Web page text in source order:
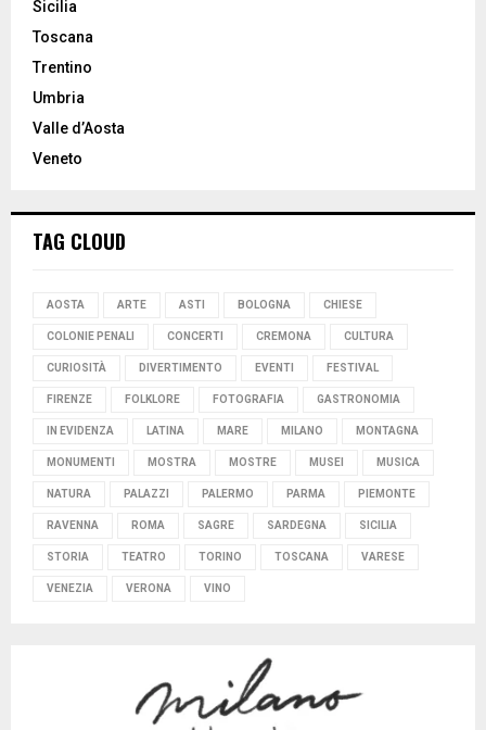
Sicilia
Toscana
Trentino
Umbria
Valle d’Aosta
Veneto
TAG CLOUD
AOSTA ARTE ASTI BOLOGNA CHIESE
COLONIE PENALI CONCERTI CREMONA CULTURA
CURIOSITÀ DIVERTIMENTO EVENTI FESTIVAL
FIRENZE FOLKLORE FOTOGRAFIA GASTRONOMIA
IN EVIDENZA LATINA MARE MILANO MONTAGNA
MONUMENTI MOSTRA MOSTRE MUSEI MUSICA
NATURA PALAZZI PALERMO PARMA PIEMONTE
RAVENNA ROMA SAGRE SARDEGNA SICILIA
STORIA TEATRO TORINO TOSCANA VARESE
VENEZIA VERONA VINO